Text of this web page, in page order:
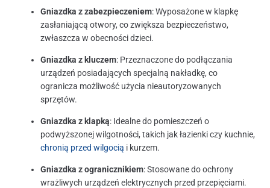
Gniazdka z zabezpieczeniem: Wyposażone w klapkę
zasłaniającą otwory, co zwiększa bezpieczeństwo,
zwłaszcza w obecności dzieci.
Gniazdka z kluczem: Przeznaczone do podłączania
urządzeń posiadających specjalną nakładkę, co
ogranicza możliwość użycia nieautoryzowanych
sprzętów.
Gniazdka z klapką: Idealne do pomieszczeń o
podwyższonej wilgotności, takich jak łazienki czy kuchnie,
chronią przed wilgocią i kurzem.
Gniazdka z ogranicznikiem: Stosowane do ochrony
wrażliwych urządzeń elektrycznych przed przepięciami.